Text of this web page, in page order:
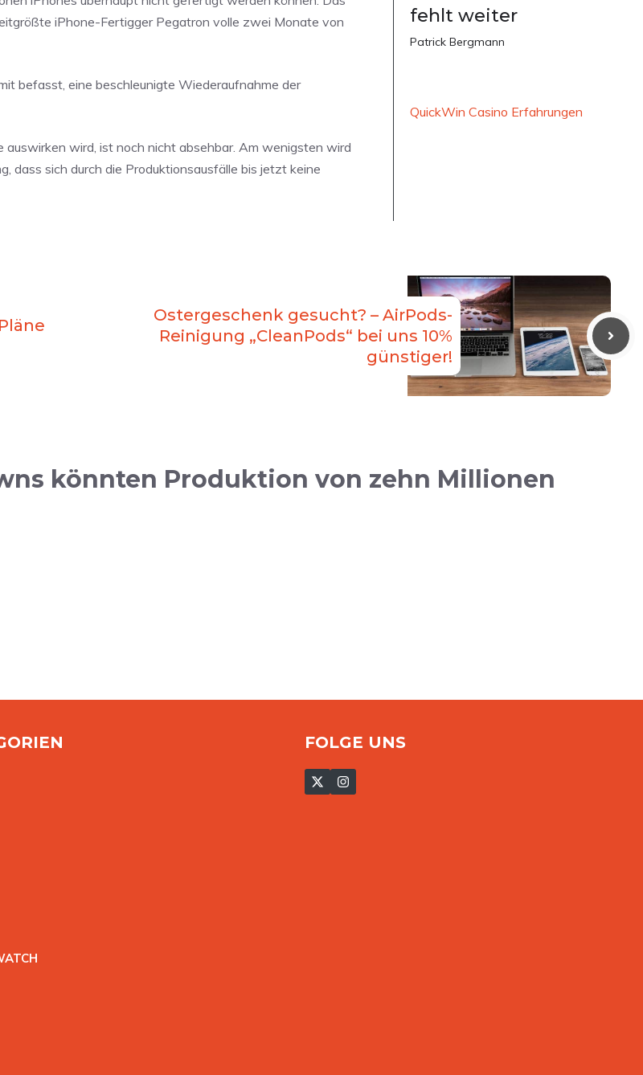
iPhone-Fertigger Pegatron volle zwei Monate von
befasst, eine beschleunigte Wiederaufnahme der
wird, ist noch nicht absehbar. Am wenigsten wird
dass sich durch die Produktionsausfälle bis jetzt keine
fehlt weiter
Patrick Bergmann
QuickWin Casino Erfahrungen
Ostergeschenk gesucht? – AirPods-
Reinigung „CleanPods“ bei uns 10%
günstiger!
könnten Produktion von zehn Millionen
H
FOLGE UNS